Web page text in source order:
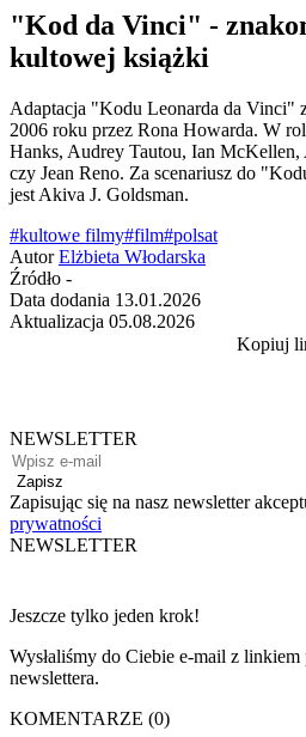
"Kod da Vinci" -
kultowej książki
Adaptacja "Kodu Leonarda da Vinci"
2006 roku przez Rona Howarda. W
Hanks, Audrey Tautou, Ian
czy Jean Reno. Za scenariusz do
jest Akiva J. Goldsman.
#kultowe filmy#film#polsat
Autor Elżbieta Włodarska
Źródło -
Data dodania 13.01.2026
Aktualizacja 05.08.2026
Kopiuj
NEWSLETTER
Zapisz
Zapisując się na nasz newsletter
prywatności
NEWSLETTER
Jeszcze tylko jeden krok!
Wysłaliśmy do Ciebie e-mail z
newslettera.
KOMENTARZE (0)